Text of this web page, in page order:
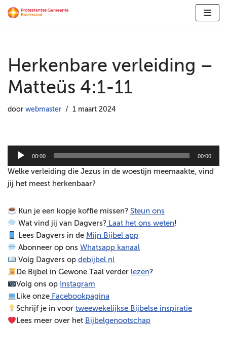
inhoud
Herkenbare verleiding –
Matteüs 4:1-11
door webmaster 1 maart 2024
d
i
s
p
e
l
e
r
00:00 00:00
Welke verleiding die Jezus in de woestijn meemaakte, vind
jij het meest herkenbaar?
Kun je een kopje koffie missen?Steun ons
Wat vind jij van Dagvers? Laat het ons weten!
Lees Dagvers in de Mijn Bijbel app
Abonneer op onsWhatsapp kanaal
Volg Dagvers opdebijbel.nl
De Bijbel in Gewone Taal verder lezen?
Volg ons op Instagram
Like onze Facebookpagina
Schrijf je in voortweewekelijkse Bijbelse inspiratie
Lees meer over het Bijbelgenootschap